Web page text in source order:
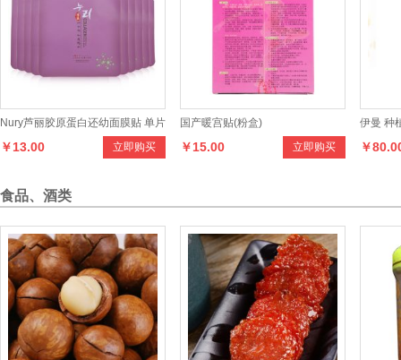
Nury芦丽胶原蛋白还幼面膜贴 单片
立即购买
￥13.00
国产暖宫贴(粉盒)
立即购买
￥15.00
伊曼 种
胶水
￥
食品、酒类